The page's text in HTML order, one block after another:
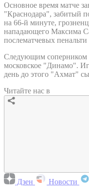
Основное время матче
"Краснодара", забитый
на 66-й минуте,
нападающего Максима
послематчевых
Следующим соперником
московское "Динамо".
день до этого "Ахмат"
Читайте нас в
Дзен Новости